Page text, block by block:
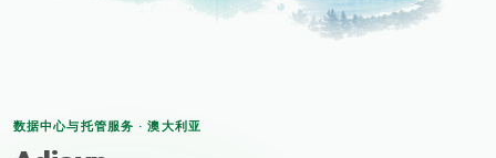
数据中心与托管服务 · 澳大利亚